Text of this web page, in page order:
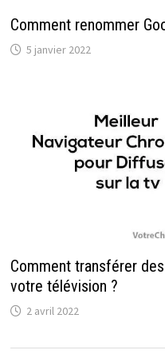
Comment renommer
5 janvier 2022
Comment transférer
votre télévision ?
2 avril 2022